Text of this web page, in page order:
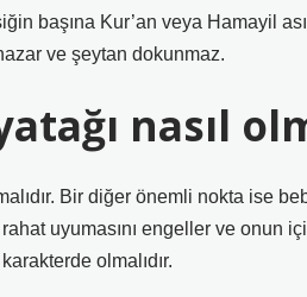
başına Kur’an veya Hamayil
ve şeytan dokunmaz.
nasıl
Bir diğer önemli nokta ise
uyumasını engeller ve onun
olmalıdır.